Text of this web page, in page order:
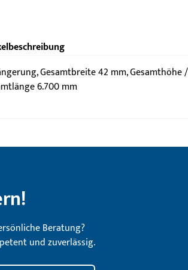
Gesamtbreite 42 mm, Gesamthöhe
6.700 mm
Beratung?
und zuverlässig.